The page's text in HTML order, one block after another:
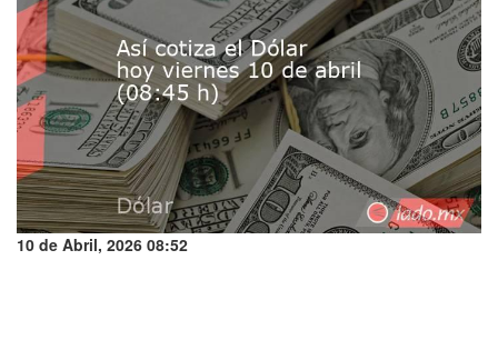
10 de Abril, 2026 08:52